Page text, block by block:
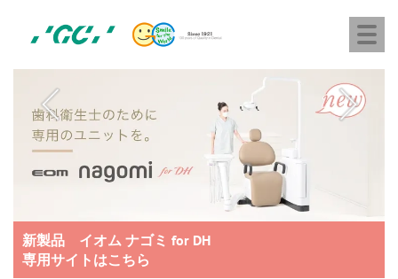
ー
シ
ー
A healthy smile greatly contributes to your quality of life
新発売 エバーエックス フロー
製品の詳細情報はこちら
「セラスマート テクノロジーブック」公開
「イニシャル LiSi（リジ）ブロック テクノロジーブッ
ク」公開
歯を内部まで白くする
医療ホワイトニング ティオン®
新製品 イオム ナゴミ for DH
専用サイトはこちら
新製品バキュクレーブ 118 / 318 Prime
製品の詳細情報はこちら
インプラント Aadva®
ショートインプラント新発売
GCグループ企業